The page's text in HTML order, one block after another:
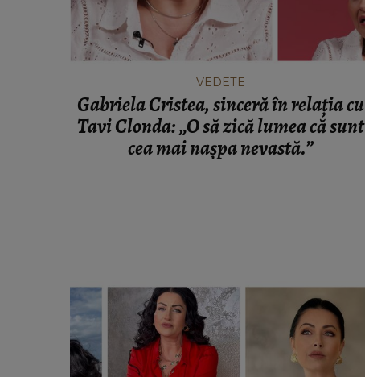
VEDETE
Gabriela Cristea, sinceră în relația cu
Tavi Clonda: „O să zică lumea că sunt
cea mai nașpa nevastă.”